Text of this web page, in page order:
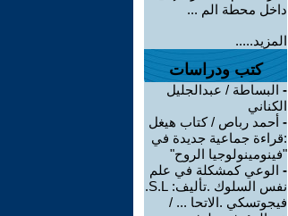
داخل محطة الم ...
المزيد.....
كتب ودراسات
- البساطة / عبدالجليل
الكناني
- أحمد رباص / كتاب هيغل
:قراءة جماعية جديدة في
"فينومينولوجيا الروح"
- الوعي كمشكلة في علم
نفس السلوك .تأليف: S.L.
فيجوتسكي .الاتحا ... /